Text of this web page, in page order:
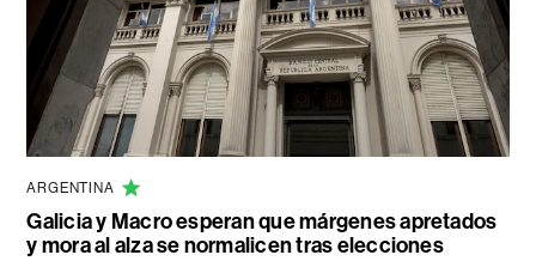
ARGENTINA
Galicia y Macro esperan que márgenes apretados
y mora al alza se normalicen tras elecciones